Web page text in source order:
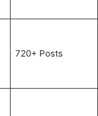
720+ Posts